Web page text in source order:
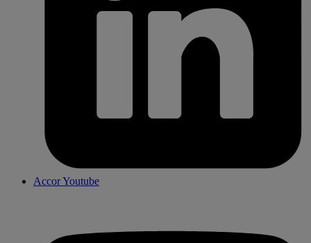
Accor Youtube